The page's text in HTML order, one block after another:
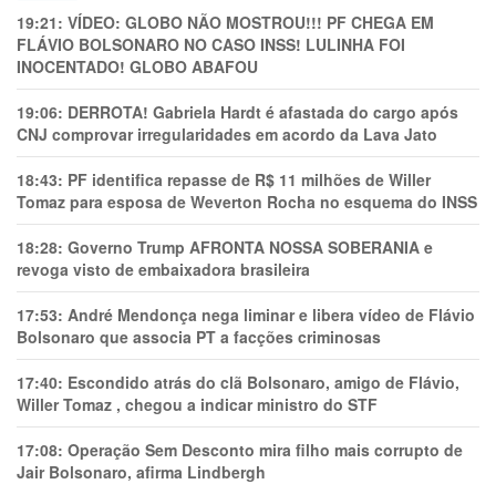
19:21: VÍDEO: GLOBO NÃO MOSTROU!!! PF CHEGA EM
FLÁVIO BOLSONARO NO CASO INSS! LULINHA FOI
INOCENTADO! GLOBO ABAFOU
19:06: DERROTA! Gabriela Hardt é afastada do cargo após
CNJ comprovar irregularidades em acordo da Lava Jato
18:43: PF identifica repasse de R$ 11 milhões de Willer
Tomaz para esposa de Weverton Rocha no esquema do INSS
18:28: Governo Trump AFRONTA NOSSA SOBERANIA e
revoga visto de embaixadora brasileira
17:53: André Mendonça nega liminar e libera vídeo de Flávio
Bolsonaro que associa PT a facções criminosas
17:40: Escondido atrás do clã Bolsonaro, amigo de Flávio,
Willer Tomaz , chegou a indicar ministro do STF
17:08: Operação Sem Desconto mira filho mais corrupto de
Jair Bolsonaro, afirma Lindbergh